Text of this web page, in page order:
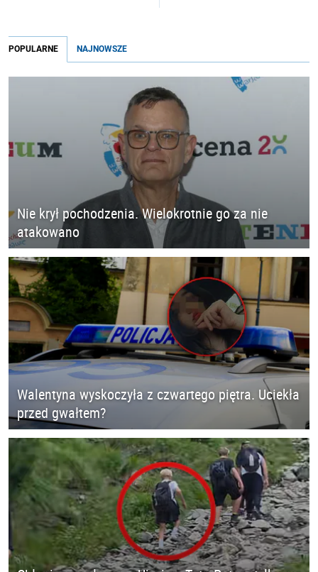
POPULARNE NAJNOWSZE
Nie krył pochodzenia. Wielokrotnie go za nie
atakowano
Walentyna wyskoczyła z czwartego piętra. Uciekła
przed gwałtem?